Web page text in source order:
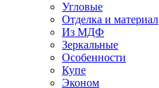
Угловые
Отделка и материал
Из МДФ
Зеркальные
Особенности
Купе
Эконом